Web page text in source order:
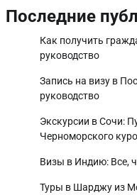
Последние
Как получить
руководство
Запись на визу в
руководство
Экскурсии в Сочи:
Черноморского
Визы в Индию: Все,
Туры в Шарджу из